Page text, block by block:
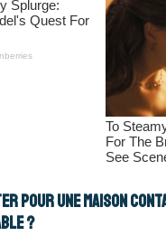
pour une maison
?